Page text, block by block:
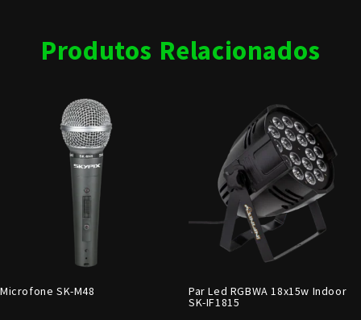
Produtos Relacionados
Microfone SK-M48 Par Led RGBWA 18x15w Indoor
SK-IF1815